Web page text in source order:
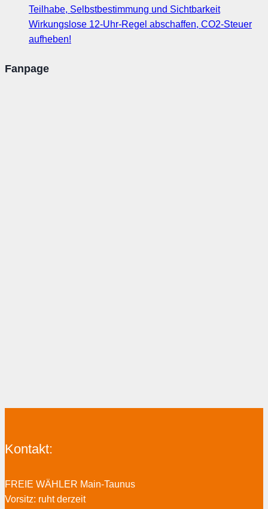
Teilhabe, Selbstbestimmung und Sichtbarkeit
Wirkungslose 12-Uhr-Regel abschaffen, CO2-Steuer
aufheben!
Fanpage
Kontakt:
FREIE WÄHLER Main-Taunus
Vorsitz: ruht derzeit